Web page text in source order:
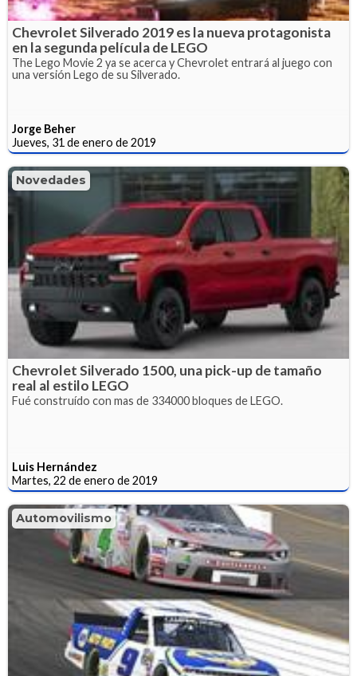
Chevrolet Silverado 2019 es la nueva protagonista
en la segunda película de LEGO
The Lego Movie 2 ya se acerca y Chevrolet entrará al juego con
una versión Lego de su Silverado.
Jorge Beher
Jueves, 31 de enero de 2019
Novedades
Chevrolet Silverado 1500, una pick-up de tamaño
real al estilo LEGO
Fué construído con mas de 334000 bloques de LEGO.
Luis Hernández
Martes, 22 de enero de 2019
Automovilismo